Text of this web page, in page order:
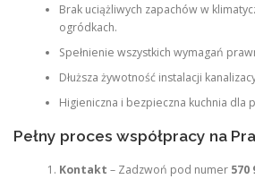
Brak uciążliwych zapachów w
ogródkach.
Spełnienie wszystkich wymagań
Dłuższa żywotność instalacji
Higieniczna i bezpieczna kuchnia dla
Pełny proces współpracy na
Kontakt – Zadzwoń pod numer 570